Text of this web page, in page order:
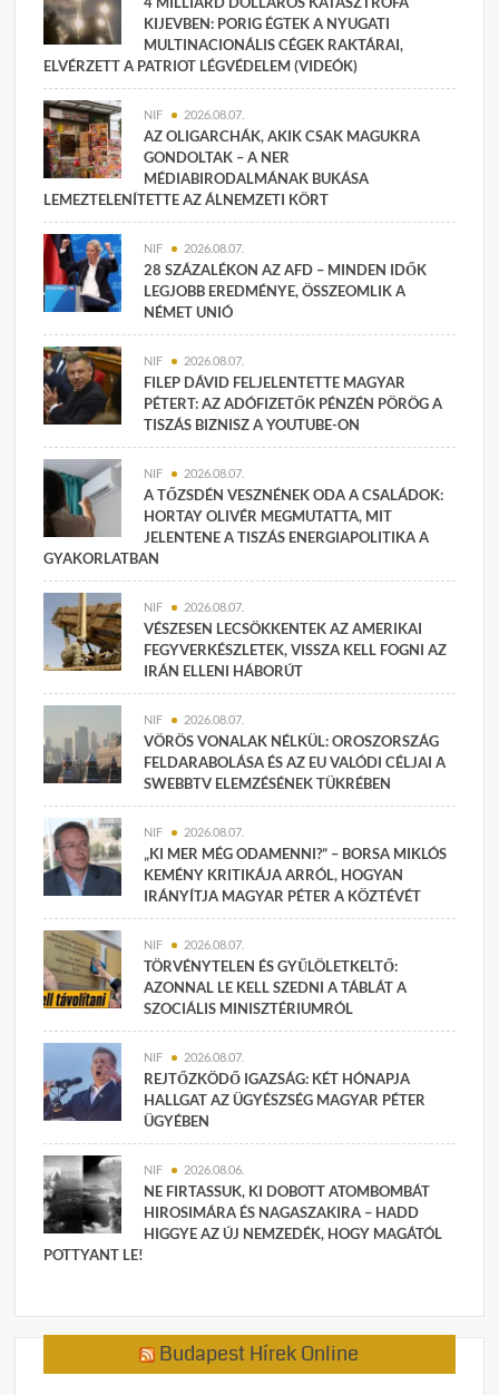
KIJEVBEN: PORIG ÉGTEK A NYUGATI
MULTINACIONÁLIS CÉGEK RAKTÁRAI,
ELVÉRZETT A PATRIOT LÉGVÉDELEM (VIDEÓK)
NIF 2026.08.07.
AZ OLIGARCHÁK, AKIK CSAK MAGUKRA
GONDOLTAK – A NER
MÉDIABIRODALMÁNAK BUKÁSA
LEMEZTELENÍTETTE AZ ÁLNEMZETI KÖRT
NIF 2026.08.07.
28 SZÁZALÉKON AZ AFD – MINDEN IDŐK
LEGJOBB EREDMÉNYE, ÖSSZEOMLIK A
NÉMET UNIÓ
NIF 2026.08.07.
FILEP DÁVID FELJELENTETTE MAGYAR
PÉTERT: AZ ADÓFIZETŐK PÉNZÉN PÖRÖG A
TISZÁS BIZNISZ A YOUTUBE-ON
NIF 2026.08.07.
A TŐZSDÉN VESZNÉNEK ODA A CSALÁDOK:
HORTAY OLIVÉR MEGMUTATTA, MIT
JELENTENE A TISZÁS ENERGIAPOLITIKA A
GYAKORLATBAN
NIF 2026.08.07.
VÉSZESEN LECSÖKKENTEK AZ AMERIKAI
FEGYVERKÉSZLETEK, VISSZA KELL FOGNI AZ
IRÁN ELLENI HÁBORÚT
NIF 2026.08.07.
VÖRÖS VONALAK NÉLKÜL: OROSZORSZÁG
FELDARABOLÁSA ÉS AZ EU VALÓDI CÉLJAI A
SWEBBTV ELEMZÉSÉNEK TÜKRÉBEN
NIF 2026.08.07.
„KI MER MÉG ODAMENNI?” – BORSA MIKLÓS
KEMÉNY KRITIKÁJA ARRÓL, HOGYAN
IRÁNYÍTJA MAGYAR PÉTER A KÖZTÉVÉT
NIF 2026.08.07.
TÖRVÉNYTELEN ÉS GYŰLÖLETKELTŐ:
AZONNAL LE KELL SZEDNI A TÁBLÁT A
SZOCIÁLIS MINISZTÉRIUMRÓL
NIF 2026.08.07.
REJTŐZKÖDŐ IGAZSÁG: KÉT HÓNAPJA
HALLGAT AZ ÜGYÉSZSÉG MAGYAR PÉTER
ÜGYÉBEN
NIF 2026.08.06.
NE FIRTASSUK, KI DOBOTT ATOMBOMBÁT
HIROSIMÁRA ÉS NAGASZAKIRA – HADD
HIGGYE AZ ÚJ NEMZEDÉK, HOGY MAGÁTÓL
POTTYANT LE!
Budapest Hírek Online